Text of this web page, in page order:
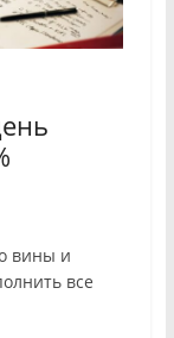
вины и
все